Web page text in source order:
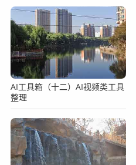
AI工具箱（十二）AI视频类工具
整理